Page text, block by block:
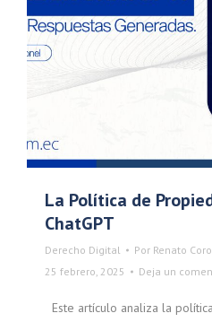
La Política de
ChatGPT
Derecho Digital Por Renato
25 febrero, 2025
Deja un
Este artículo analiza la